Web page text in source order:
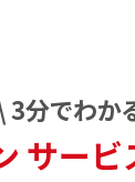
3分でわか
サービ